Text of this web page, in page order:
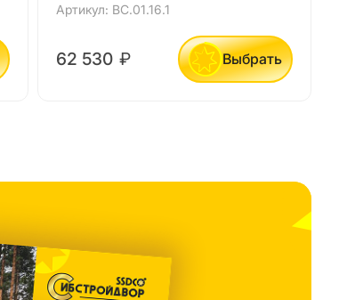
Артикул: ВС.01.16.1
62 530 ₽ Выбрать